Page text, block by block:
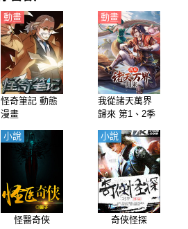
怪奇筆記 動態
漫畫
動畫
我從諸天萬界
歸來 第1、2季
動畫
怪醫奇俠
小說
奇俠怪探
小說